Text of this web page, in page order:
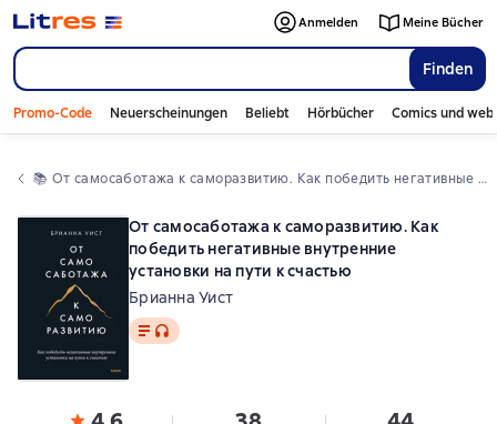
Finden
Anmelden Meine Bücher
Promo-Code Neuerscheinungen Beliebt Hörbücher Comics und
📚 От самосаботажа к саморазвитию. Как победить негативные внутренние установки на пути к счастью
От самосаботажа к саморазвитию. Как
победить негативные внутренние
установки на пути к счастью
Брианна Уист
Text, Audioformat verfügbar